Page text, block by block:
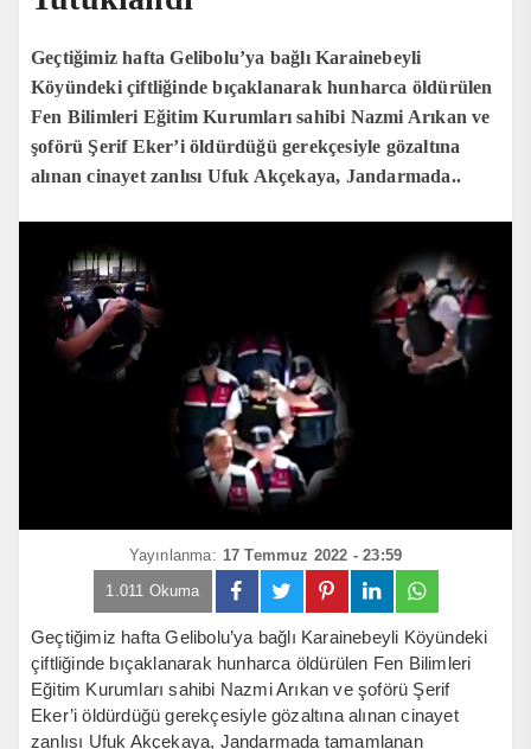
Geçtiğimiz hafta Gelibolu’ya bağlı Karainebeyli
Köyündeki çiftliğinde bıçaklanarak hunharca öldürülen
Fen Bilimleri Eğitim Kurumları sahibi Nazmi Arıkan ve
şoförü Şerif Eker’i öldürdüğü gerekçesiyle gözaltına
alınan cinayet zanlısı Ufuk Akçekaya, Jandarmada..
Yayınlanma: 17 Temmuz 2022 - 23:59
1.011 Okuma
Geçtiğimiz hafta Gelibolu’ya bağlı Karainebeyli Köyündeki
çiftliğinde bıçaklanarak hunharca öldürülen Fen Bilimleri
Eğitim Kurumları sahibi Nazmi Arıkan ve şoförü Şerif
Eker’i öldürdüğü gerekçesiyle gözaltına alınan cinayet
zanlısı Ufuk Akçekaya, Jandarmada tamamlanan